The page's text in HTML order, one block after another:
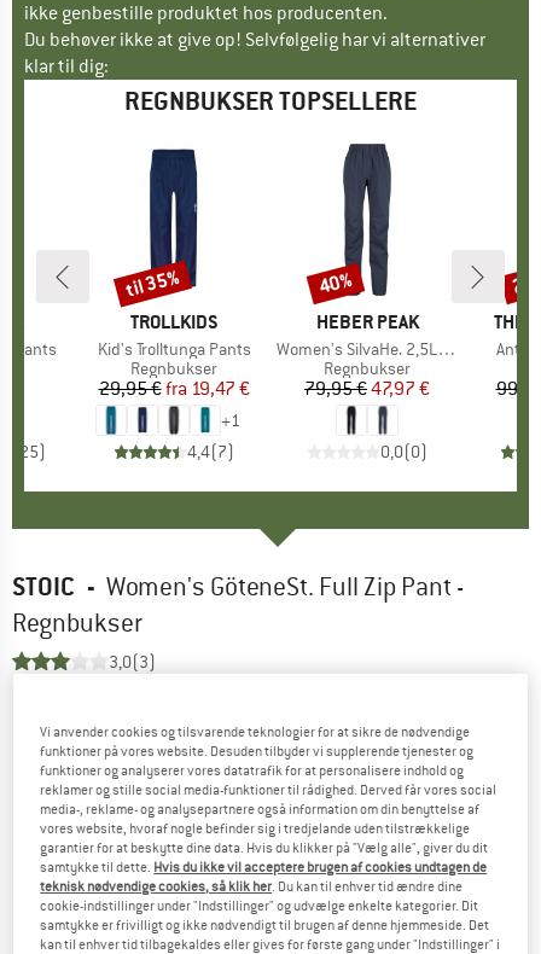
ikke genbestille produktet hos producenten.
Du behøver ikke at give op! Selvfølgelig har vi alternativer
klar til dig:
REGNBUKSER TOPSELLERE
Pants
25)
MÆRKE
TROLLKIDS
Artikel
Kid's Trolltunga Pants
Produktgruppe
Regnbukser
Pris
29,95 € Nedsat pris
fra 19,47 €
+1
4,4(7)
Rabat
til 35%
MÆRKE
HEBER PEAK
Artikel
Women's SilvaHe. 2,5L Rain Pants
Produktgruppe
Regnbukser
Pris
79,95 €Nedsat pris
47,97 €
0,0(0)
Rabat
40%
THE
Artikel
STOIC - Women's GöteneSt. Full Zip Pant -
Regnbukser
3,0(3)
Vi anvender cookies og tilsvarende teknologier for at sikre de nødvendige
funktioner på vores website. Desuden tilbyder vi supplerende tjenester og
funktioner og analyserer vores datatrafik for at personalisere indhold og
reklamer og stille social media-funktioner til rådighed. Derved får vores social
media-, reklame- og analysepartnere også information om din benyttelse af
vores website, hvoraf nogle befinder sig i tredjelande uden tilstrækkelige
garantier for at beskytte dine data. Hvis du klikker på "Vælg alle", giver du dit
samtykke til dette. Hvis du ikke vil acceptere brugen af cookies undtagen de
teknisk nødvendige cookies, så klik her . Du kan til enhver tid ændre dine
cookie-indstillinger under "Indstillinger" og udvælge enkelte kategorier. Dit
samtykke er frivilligt og ikke nødvendigt til brugen af denne hjemmeside. Det
kan til enhver tid tilbagekaldes eller gives for første gang under "Indstillinger" i